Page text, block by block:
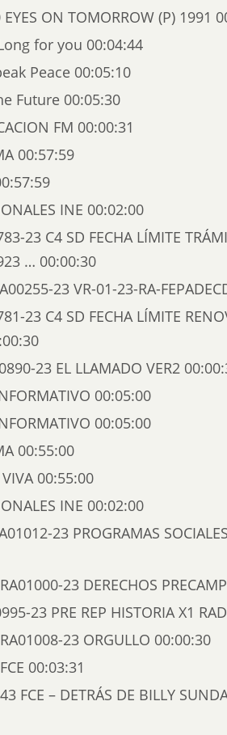
ON TOMORROW (P) 1991
for you 00:04:44
Peace 00:05:10
Future 00:05:30
FM 00:00:31
00:57:59
INE 00:02:00
23 C4 SD FECHA LÍMITE
… 00:00:30
23 VR-01-23-RA-
23 C4 SD FECHA LÍMITE
23 EL LLAMADO VER2
00:05:00
00:05:00
00:55:00
00:55:00
INE 00:02:00
23 PROGRAMAS
23 DERECHOS
23 PRE REP HISTORIA X1
23 ORGULLO 00:00:30
00:03:31
FCE – DETRÁS DE BILLY